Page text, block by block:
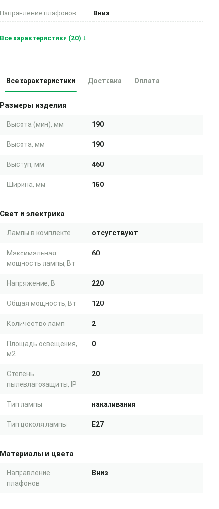
Направление плафонов Вниз
Все характеристики (20) ↓
Все характеристики Доставка Оплата
Размеры изделия
Высота (мин), мм 190
Высота, мм 190
Выступ, мм 460
Ширина, мм 150
Свет и электрика
Лампы в комплекте отсутствуют
Максимальная
мощность лампы, Вт
60
Напряжение, В 220
Общая мощность, Вт 120
Количество ламп 2
Площадь освещения,
м2
0
Степень
пылевлагозащиты, IP
20
Тип лампы накаливания
Тип цоколя лампы E27
Материалы и цвета
Направление
плафонов
Вниз